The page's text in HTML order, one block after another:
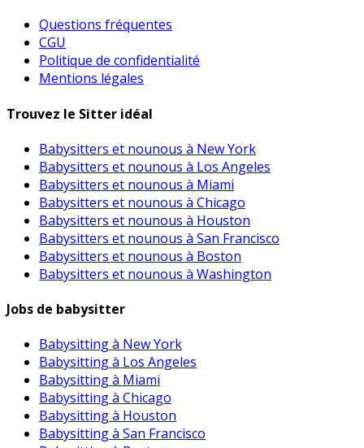
Questions fréquentes
CGU
Politique de confidentialité
Mentions légales
Trouvez le Sitter idéal
Babysitters et nounous à New York
Babysitters et nounous à Los Angeles
Babysitters et nounous à Miami
Babysitters et nounous à Chicago
Babysitters et nounous à Houston
Babysitters et nounous à San Francisco
Babysitters et nounous à Boston
Babysitters et nounous à Washington
Jobs de babysitter
Babysitting à New York
Babysitting à Los Angeles
Babysitting à Miami
Babysitting à Chicago
Babysitting à Houston
Babysitting à San Francisco